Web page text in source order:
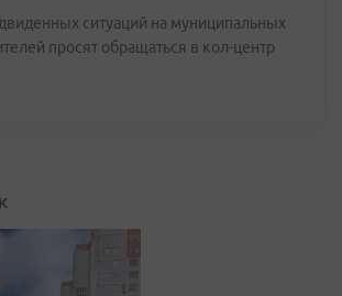
ситуаций на муниципальных
просят обращаться в кол-центр